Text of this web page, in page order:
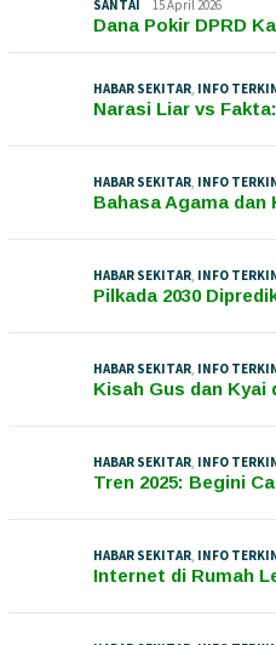
SANTAI
15 April 2026
Dana Pokir DPRD
HABAR SEKITAR, INFO
Narasi Liar vs
HABAR SEKITAR, INFO
Bahasa Agama
HABAR SEKITAR, INFO
Pilkada 2030
HABAR SEKITAR, INFO
Kisah Gus dan
HABAR SEKITAR, INFO
Tren 2025: Begini
HABAR SEKITAR, INFO
Internet di Rumah